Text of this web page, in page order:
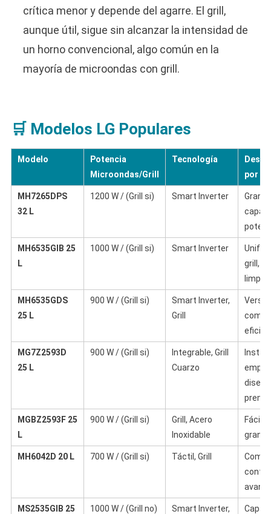
crítica menor y depende del agarre. El grill,
aunque útil, sigue sin alcanzar la intensidad de
un horno convencional, algo común en la
mayoría de microondas con grill.
🛒 Modelos LG Populares
Modelo
Potencia
Microondas/Grill
Tecnología
por
MH7265DPS
32 L
1200 W / (Grill si) Smart Inverter
Gran
MH6535GIB 25
L
1000 W / (Grill si) Smart Inverter
grill,
MH6535GDS
25 L
900 W / (Grill si)
Smart Inverter,
Grill
MG7Z2593D
25 L
900 W / (Grill si)
Integrable, Grill
Cuarzo
diseño
MGBZ2593F 25
L
900 W / (Grill si)
Grill, Acero
Inoxidable
Fácil
gran
MH6042D 20 L 700 W / (Grill si) Táctil, Grill
MS2535GIB 25
1000 W / (Grill no)
Smart Inverter,